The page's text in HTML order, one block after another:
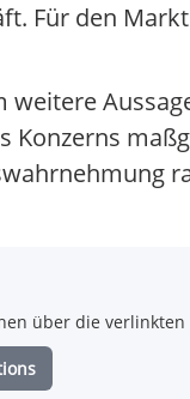
Für den
weitere
Konzerns
über die